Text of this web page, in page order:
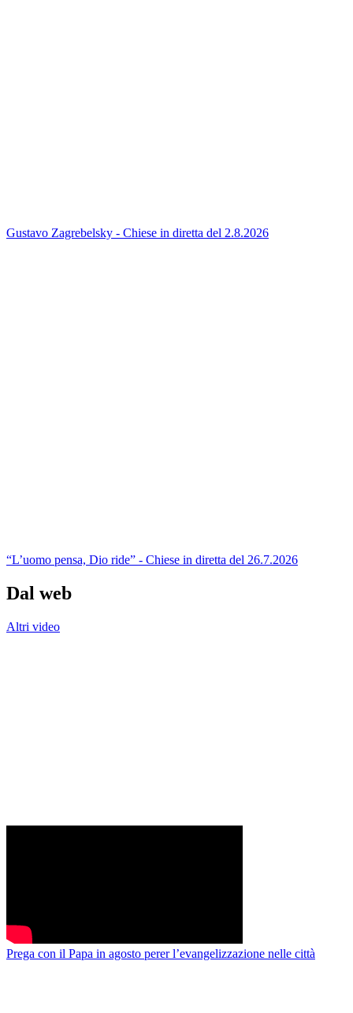
Gustavo Zagrebelsky - Chiese in diretta del 2.8.2026
“L’uomo pensa, Dio ride” - Chiese in diretta del 26.7.2026
Dal web
Altri video
Prega con il Papa in agosto perer l’evangelizzazione nelle città